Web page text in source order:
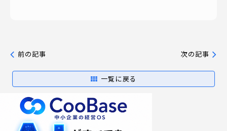
前の記事
一覧に戻る
次の記事